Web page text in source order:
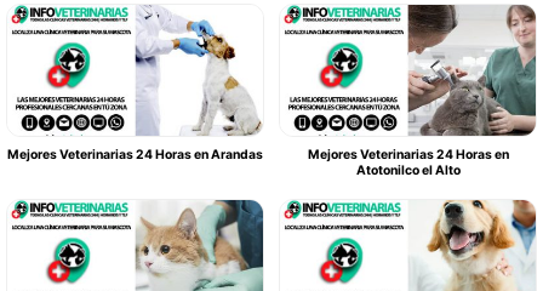
Mejores Veterinarias 24 Horas en Arandas
Mejores Veterinarias 24 Horas en
Atotonilco el Alto